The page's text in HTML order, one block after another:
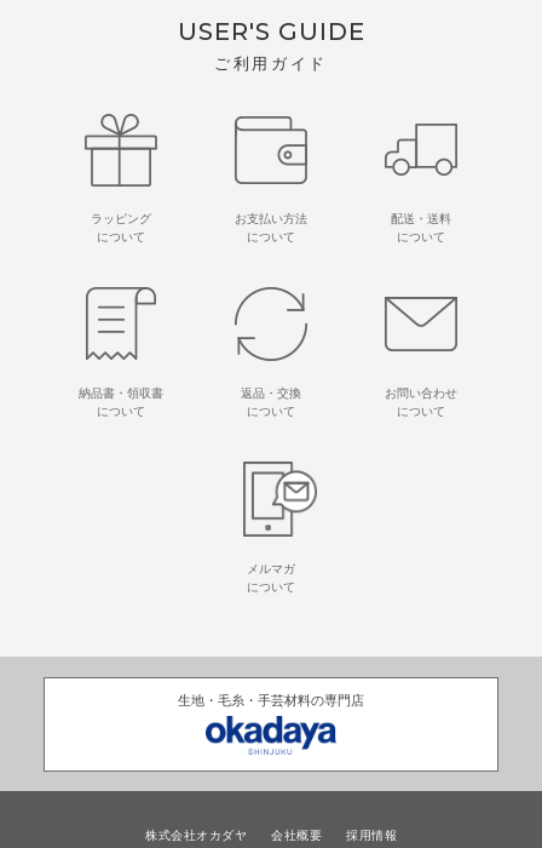
USER'S GUIDE
ご利用ガイド
ラッピング
について
お支払い方法
について
配送・送料
について
納品書・領収書
について
返品・交換
について
お問い合わせ
について
メルマガ
について
生地・毛糸・手芸材料の専門店
株式会社オカダヤ 会社概要 採用情報